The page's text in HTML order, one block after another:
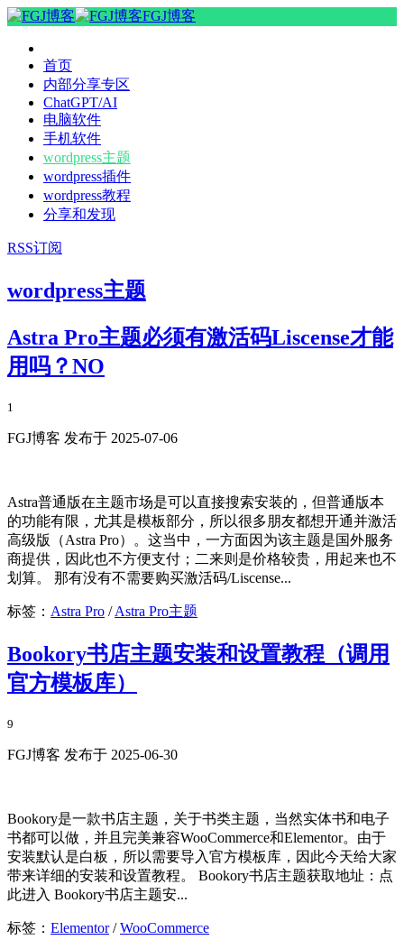
FGJ博客
首页
内部分享专区
ChatGPT/AI
电脑软件
手机软件
wordpress主题
wordpress插件
wordpress教程
分享和发现
RSS订阅
wordpress主题
Astra Pro主题必须有激活码Liscense才能
用吗？NO
1
FGJ博客 发布于 2025-07-06
Astra普通版在主题市场是可以直接搜索安装的，但普通版本
的功能有限，尤其是模板部分，所以很多朋友都想开通并激活
高级版（Astra Pro）。这当中，一方面因为该主题是国外服务
商提供，因此也不方便支付；二来则是价格较贵，用起来也不
划算。 那有没有不需要购买激活码/Liscense...
标签： Astra Pro /Astra Pro主题
Bookory书店主题安装和设置教程（调用
官方模板库）
9
FGJ博客 发布于 2025-06-30
Bookory是一款书店主题，关于书类主题，当然实体书和电子
书都可以做，并且完美兼容WooCommerce和Elementor。由于
安装默认是白板，所以需要导入官方模板库，因此今天给大家
带来详细的安装和设置教程。 Bookory书店主题获取地址：点
此进入 Bookory书店主题安...
标签： Elementor/WooCommerce